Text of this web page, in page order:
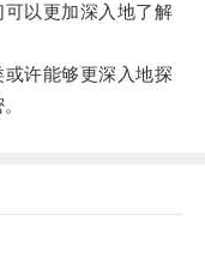
以更加深入地了解
许能够更深入地探